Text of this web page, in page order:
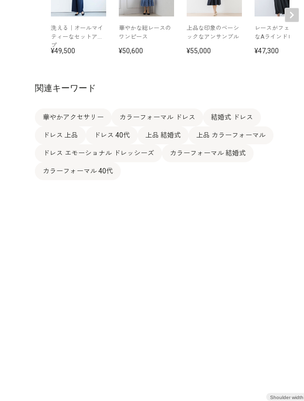
洗える｜オールマイ
ティーなセットアッ
プ
49,500
華やかな総レースの
ワンピース
50,600
上品な印象のベーシ
ックなアンサンブル
55,000
レースがフェミニン
なAラインドレス
47,300
関連キーワード
華やかアクセサリー カラーフォーマル ドレス 結婚式 ドレス
ドレス 上品 ドレス 40代 上品 結婚式 上品 カラーフォーマル
ドレス エモーショナル ドレッシーズ カラーフォーマル 結婚式
カラーフォーマル 40代
Shoulder width